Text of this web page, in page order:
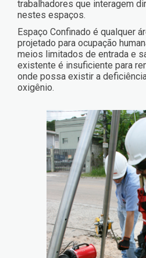
trabalhadores que interagem
nestes espaços.
Espaço Confinado é qualquer
projetado para ocupação
meios limitados de entrada e
existente é insuficiente para
onde possa existir a
oxigênio.